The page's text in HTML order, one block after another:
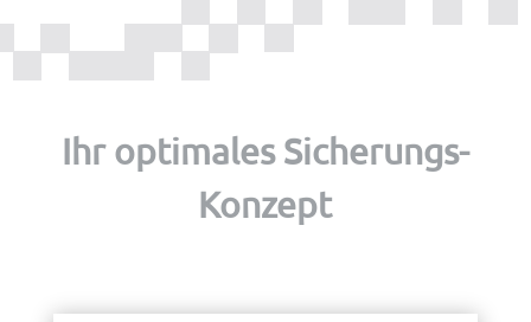
Ihr optimales Sicherungs-
Konzept